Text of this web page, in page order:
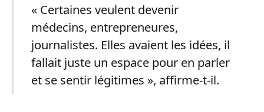
« Certaines veulent devenir
médecins, entrepreneures,
journalistes. Elles avaient les idées, il
fallait juste un espace pour en parler
et se sentir légitimes », affirme-t-il.